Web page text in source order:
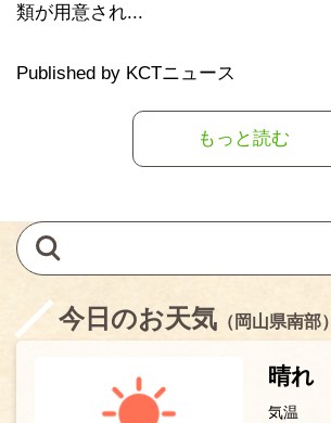
類が用意され...
Published by KCTニュース
もっと読む
今日のお天気 （岡山県南部）
晴れ
気温